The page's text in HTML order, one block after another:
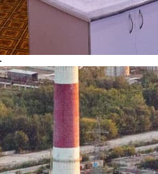
процессов
анализируются,
позволяет